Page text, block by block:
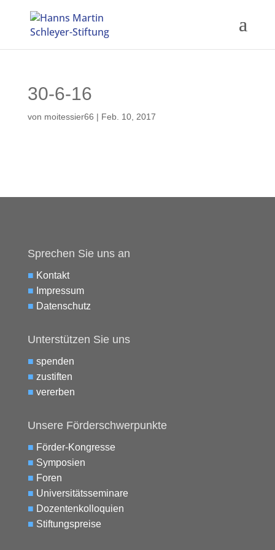
30-6-16
von moitessier66 | Feb. 10, 2017
Sprechen Sie uns an
■ Kontakt
■ Impressum
■ Datenschutz
Unterstützen Sie uns
■ spenden
■ zustiften
■ vererben
Unsere Förderschwerpunkte
■ Förder-Kongresse
■ Symposien
■ Foren
■ Universitätsseminare
■ Dozentenkolloquien
■ Stiftungspreise